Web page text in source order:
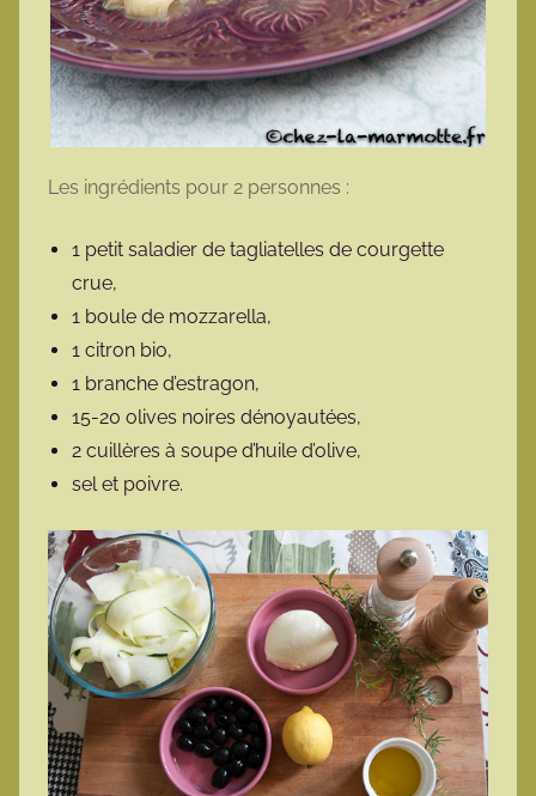
Les ingrédients pour 2 personnes :
1 petit saladier de tagliatelles de courgette
crue,
1 boule de mozzarella,
1 citron bio,
1 branche d’estragon,
15-20 olives noires dénoyautées,
2 cuillères à soupe d’huile d’olive,
sel et poivre.